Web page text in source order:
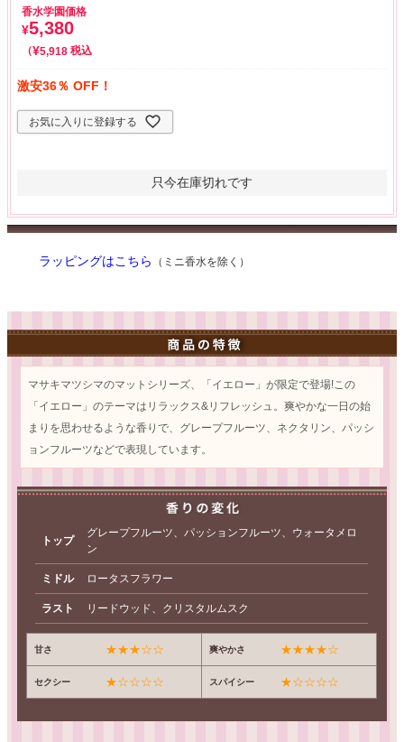
香水学園価格
¥5,380
¥5,918 税込
激安36％ OFF！
お気に入りに登録する
只今在庫切れです
ラッピングはこちら （ミニ香水を除く）
マサキマツシマのマットシリーズ、「イエロー」が限定で登場!この
「イエロー」のテーマはリラックス&リフレッシュ。爽やかな一日の始
まりを思わせるような香りで、グレープフルーツ、ネクタリン、パッシ
ョンフルーツなどで表現しています。
トップ
グレープフルーツ、パッションフルーツ、ウォータメロ
ン
ミドル ロータスフラワー
ラスト リードウッド、クリスタルムスク
甘さ ★★★☆☆ 爽やかさ ★★★★☆
セクシー ★☆☆☆☆ スパイシー ★☆☆☆☆